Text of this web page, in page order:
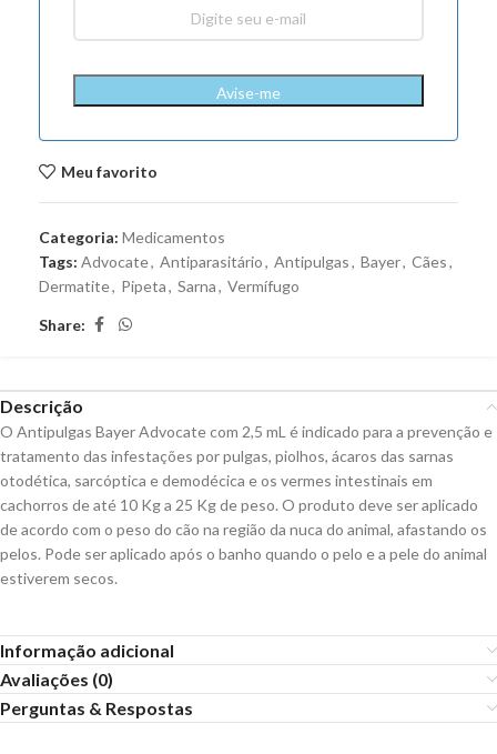
Avise-me
Meu favorito
Categoria: Medicamentos
Tags: Advocate, Antiparasitário, Antipulgas, Bayer, Cães,
Dermatite, Pipeta, Sarna, Vermífugo
Share:
Descrição
O Antipulgas Bayer Advocate com 2,5 mL é indicado para a prevenção e
tratamento das infestações por pulgas, piolhos, ácaros das sarnas
otodética, sarcóptica e demodécica e os vermes intestinais em
cachorros de até 10 Kg a 25 Kg de peso. O produto deve ser aplicado
de acordo com o peso do cão na região da nuca do animal, afastando os
pelos. Pode ser aplicado após o banho quando o pelo e a pele do animal
estiverem secos.
Informação adicional
Avaliações (0)
Perguntas & Respostas